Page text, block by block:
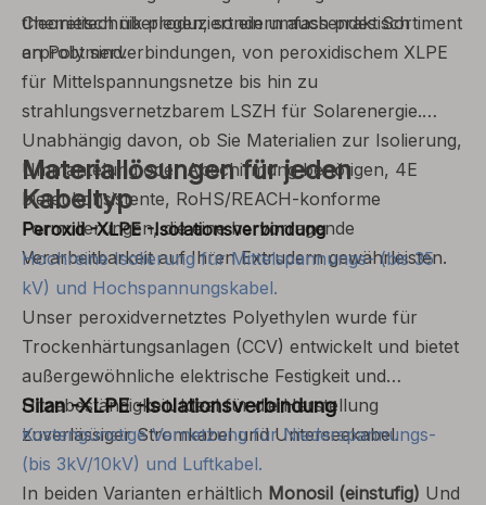
theoretisch überlegen, sondern auch praktisch
erprobt sind.
Chemietechnik produziert ein umfassendes Sortiment
an Polymerverbindungen, von peroxidischem XLPE
für Mittelspannungsnetze bis hin zu
strahlungsvernetzbarem LSZH für Solarenergie.
Unabhängig davon, ob Sie Materialien zur Isolierung,
Ummantelung oder Abschirmung benötigen, 4E
bietet konsistente, RoHS/REACH-konforme
Formulierungen, die eine hervorragende
Verarbeitbarkeit auf Ihren Extrudern gewährleisten.
Materiallösungen für jeden
Kabeltyp
Peroxid -XLPE -Isolationsverbindung
Hochreine Isolierung für Mittelspannungs- (bis 35
kV) und Hochspannungskabel.
Unser peroxidvernetztes Polyethylen wurde für
Trockenhärtungsanlagen (CCV) entwickelt und bietet
außergewöhnliche elektrische Festigkeit und
Hitzebeständigkeit. Ideal für die Herstellung
zuverlässiger Stromkabel und Unterseekabel.
Silan -XLPE -Isolationsverbindung
Kostengünstige Vernetzung für Niederspannungs-
(bis 3kV/10kV) und Luftkabel.
In beiden Varianten erhältlich Monosil (einstufig) Und